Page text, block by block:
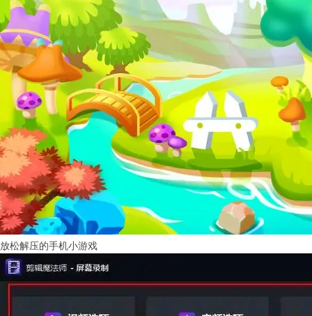
放松解压的手机小游戏